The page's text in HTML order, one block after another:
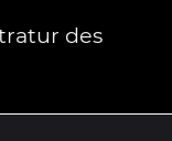
des